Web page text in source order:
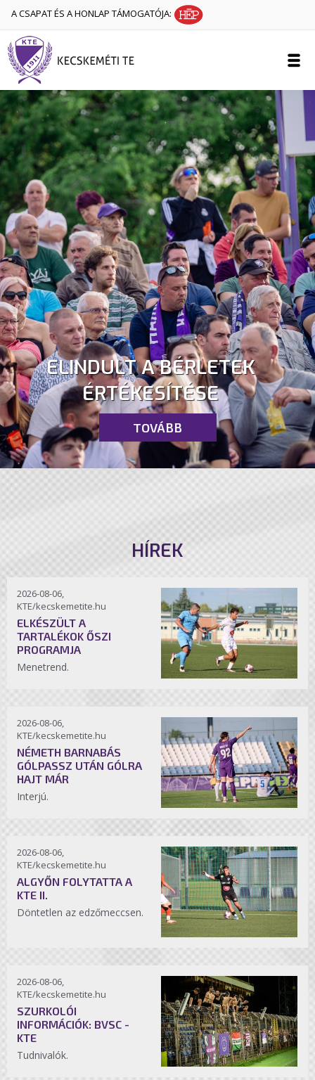
A CSAPAT ÉS A HONLAP TÁMOGATÓJA:
ELINDULT A BÉRLETEK
ÉRTÉKESÍTÉSE
TOVÁBB
HÍREK
2026-08-06,
KTE/kecskemetite.hu
ELKÉSZÜLT A
TARTALÉKOK ŐSZI
PROGRAMJA
Menetrend.
2026-08-06,
KTE/kecskemetite.hu
NÉMETH BARNABÁS
GÓLPASSZ UTÁN GÓLRA
HAJT MÁR
Interjú.
2026-08-06,
KTE/kecskemetite.hu
ALGYŐN FOLYTATTA A
KTE II.
Döntetlen az edzőmeccsen.
2026-08-06,
KTE/kecskemetite.hu
SZURKOLÓI
INFORMÁCIÓK: BVSC -
KTE
Tudnivalók.